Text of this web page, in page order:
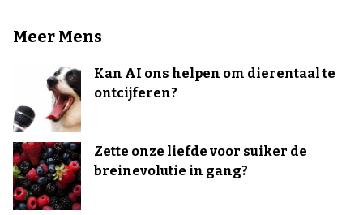
Meer Mens
Kan AI ons helpen om dierentaal te
ontcijferen?
Zette onze liefde voor suiker de
breinevolutie in gang?